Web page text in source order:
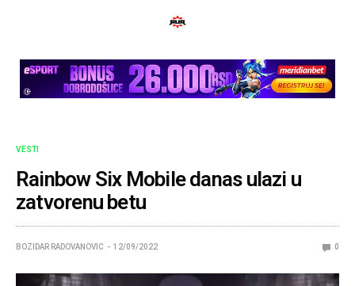
VESTI
Rainbow Six Mobile danas ulazi u
zatvorenu betu
BOZIDAR RADOVANOVIC 12/09/2022 0